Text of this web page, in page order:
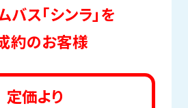
バス「シンラ」を
約のお客様
定価より